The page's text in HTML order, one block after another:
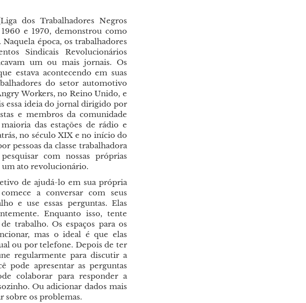
dos Trabalhadores Negros
e 1970, demonstrou como
época, os trabalhadores
Sindicais Revolucionários
um ou mais jornais. Os
estava acontecendo em suas
do setor automotivo
Workers, no Reino Unido, e
essa ideia do jornal dirigido por
e membros da comunidade
das estações de rádio e
no século XIX e no início do
pessoas da classe trabalhadora
com nossas próprias
um ato revolucionário.
de ajudá-lo em sua própria
a conversar com seus
e use essas perguntas. Elas
Enquanto isso, tente
trabalho. Os espaços para os
mas o ideal é que elas
ou por telefone. Depois de ter
regularmente para discutir a
pode apresentar as perguntas
colaborar para responder a
Ou adicionar dados mais
sobre os problemas.